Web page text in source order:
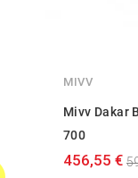
MIVV
Mivv Dakar
700
456,55 €